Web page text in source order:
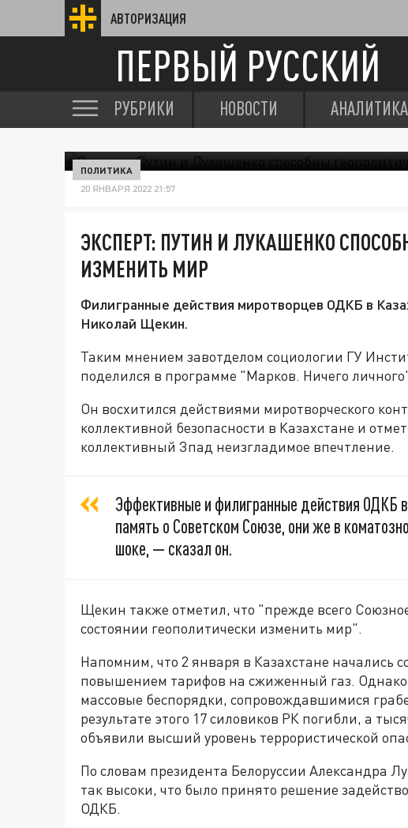
АВТОРИЗАЦИЯ
ПЕРВЫЙ РУССКИЙ
РУБРИКИ НОВОСТИ АНАЛИТИКА
ПОЛИТИКА
20 ЯНВАРЯ 2022 21:57
ЭКСПЕРТ: ПУТИН И ЛУКАШЕНКО
ИЗМЕНИТЬ МИР
Филигранные действия миротворцев ОДКБ в
Николай Щекин.
Таким мнением завотделом социологии ГУ
поделился в программе "Марков. Ничего
Он восхитился действиями миротворческого
коллективной безопасности в Казахстане и
коллективный Зпад неизгладимое впечтление.
Эффективные и филигранные действия ОДКБ
память о Советском Союзе, они же в
шоке, — сказал он.
Щекин также отметил, что "прежде всего
состоянии геополитически изменить мир".
Напомним, что 2 января в Казахстане начались
повышением тарифов на сжиженный газ.
массовые беспорядки, сопровождавшимися
результате этого 17 силовиков РК погибли, а
объявили высший уровень террористической
По словам президента Белоруссии Александра
так высоки, что было принято решение
ОДКБ.